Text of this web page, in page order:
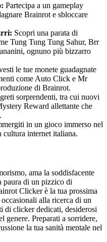
Partecipa a un gameplay
Brainrot e sbloccare
Scopri una parata di
Tung Tung Tung Sahur, Brr
ognuno più bizzarro
le tue monete guadagnate
come Auto Click e Mr
di Brainrot.
sorprendenti, tra cui nuovi
Reward allettante che
in un gioco immerso nel
cultura internet italiana.
ama la soddisfacente
paura di un pizzico di
Clicker è la tua prossima
alla ricerca di un
di clicker dedicati, desiderosi
genere. Preparati a sorridere,
la tua sanità mentale nel